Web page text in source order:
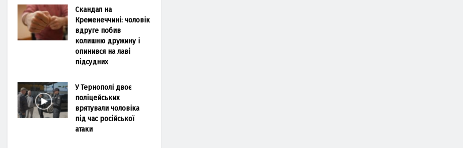
Скандал на
Кременеччині: чоловік
вдруге побив
колишню дружину і
опинився на лаві
підсудних
У Тернополі двоє
поліцейських
врятували чоловіка
під час російської
атаки